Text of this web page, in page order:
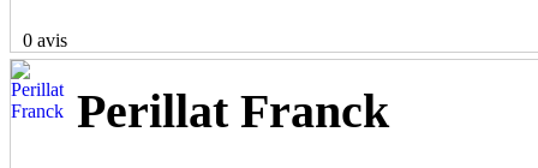
0 avis
Perillat Franck